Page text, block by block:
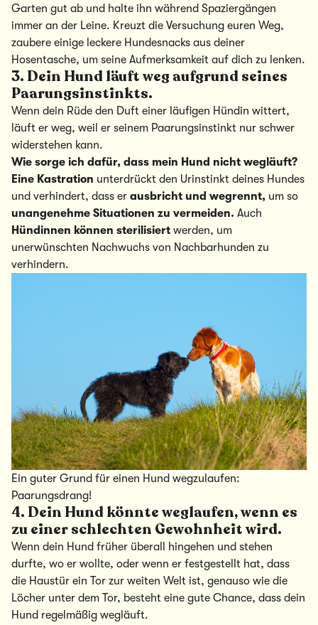
Garten gut ab und halte ihn während Spaziergängen
immer an der Leine. Kreuzt die Versuchung euren Weg,
zaubere einige leckere Hundesnacks aus deiner
Hosentasche, um seine Aufmerksamkeit auf dich zu lenken.
3. Dein Hund läuft weg aufgrund seines
Paarungsinstinkts.
Wenn dein Rüde den Duft einer läufigen Hündin wittert,
läuft er weg, weil er seinem Paarungsinstinkt nur schwer
widerstehen kann.
Wie sorge ich dafür, dass mein Hund nicht wegläuft?
Eine Kastration unterdrückt den Urinstinkt deines Hundes
und verhindert, dass er ausbricht und wegrennt, um so
unangenehme Situationen zu vermeiden. Auch
Hündinnen können sterilisiert werden, um
unerwünschten Nachwuchs von Nachbarhunden zu
verhindern.
Ein guter Grund für einen Hund wegzulaufen:
Paarungsdrang!
4. Dein Hund könnte weglaufen, wenn es
zu einer schlechten Gewohnheit wird.
Wenn dein Hund früher überall hingehen und stehen
durfte, wo er wollte, oder wenn er festgestellt hat, dass
die Haustür ein Tor zur weiten Welt ist, genauso wie die
Löcher unter dem Tor, besteht eine gute Chance, dass dein
Hund regelmäßig wegläuft.